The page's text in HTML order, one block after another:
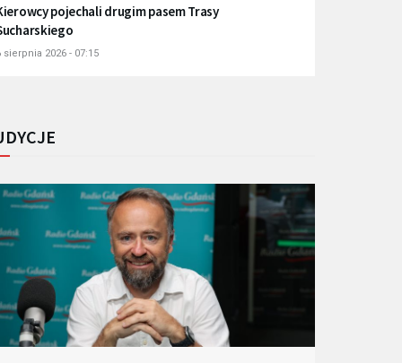
pojechali drugim pasem Trasy
sierpnia 2026 - 07:15